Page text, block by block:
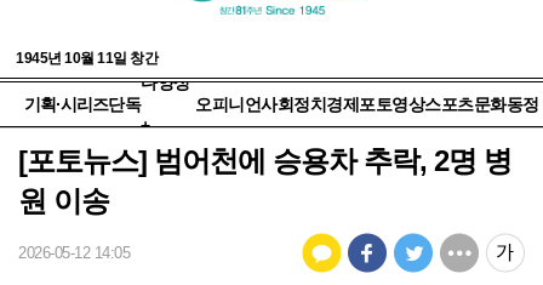
1945년 10월 11일 창간
기획·시리즈단독
다양성
+
오피니언사회정치 경제 포토영상스포츠문화동정
[포토뉴스] 범어천에 승용차 추락, 2명 병
원 이송
2026-05-12 14:05